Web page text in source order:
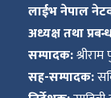
लाईभ नेपाल
अध्यक्ष तथा
सम्पादक:
सह-सम्पादक: